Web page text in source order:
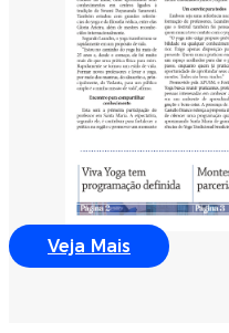
Veja Mais